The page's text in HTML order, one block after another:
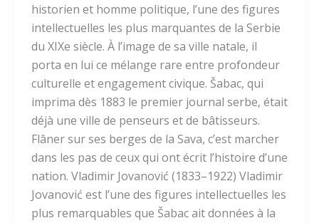
historien et homme politique, l’une des figures
intellectuelles les plus marquantes de la Serbie
du XIXe siècle. À l’image de sa ville natale, il
porta en lui ce mélange rare entre profondeur
culturelle et engagement civique. Šabac, qui
imprima dès 1883 le premier journal serbe, était
déjà une ville de penseurs et de bâtisseurs.
Flâner sur ses berges de la Sava, c’est marcher
dans les pas de ceux qui ont écrit l’histoire d’une
nation. Vladimir Jovanović (1833–1922) Vladimir
Jovanović est l’une des figures intellectuelles les
plus remarquables que Šabac ait données à la